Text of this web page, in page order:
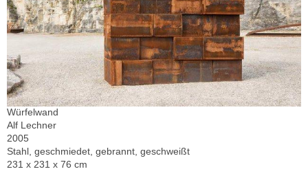
Würfelwand
Alf Lechner
2005
Stahl, geschmiedet, gebrannt, geschweißt
231 x 231 x 76 cm